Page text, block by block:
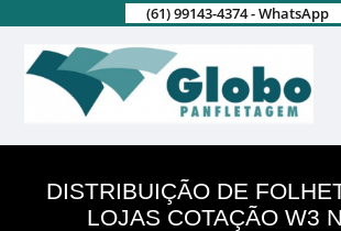
(61) 99143-4374 - WhatsApp
DISTRIBUIÇÃO DE
LOJAS COTAÇÃO W3